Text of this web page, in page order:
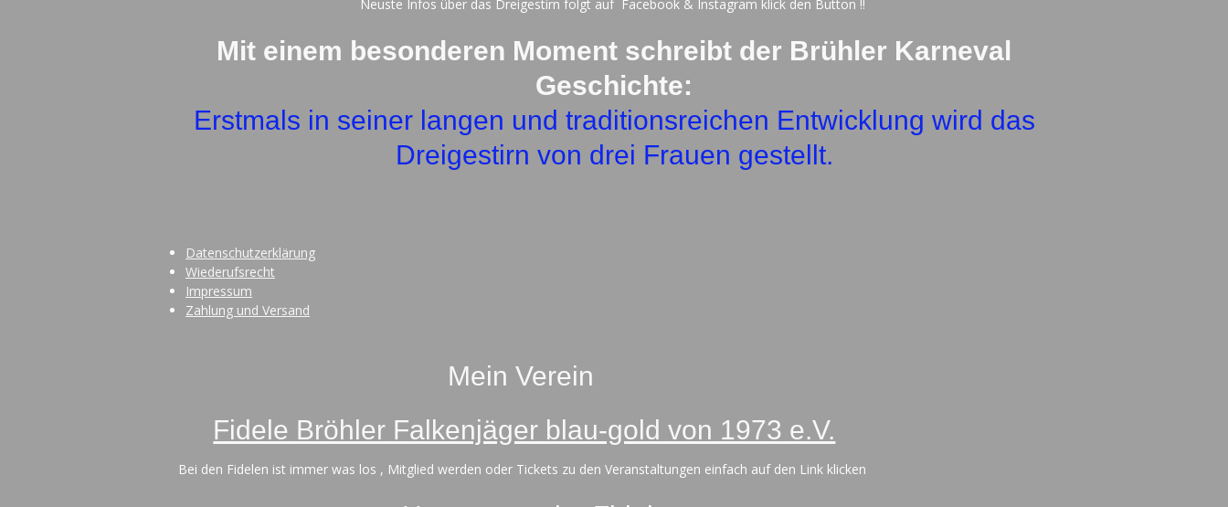
e
o
o
t
g
r
m
Neuste Infos über das Dreigestirn folgt auf Facebook & Instagram klick den Button !!
Mit einem besonderen Moment schreibt der Brühler Karneval
Geschichte:
Erstmals in seiner langen und traditionsreichen Entwicklung wird das
Dreigestirn von drei Frauen gestellt.
Datenschutzerklärung
Wiederufsrecht
Impressum
Zahlung und Versand
Mein Verein
Fidele Bröhler Falkenjäger blau-gold von 1973 e.V.
Bei den Fidelen ist immer was los , Mitglied werden oder Tickets zu den Veranstaltungen einfach auf den Link klicken